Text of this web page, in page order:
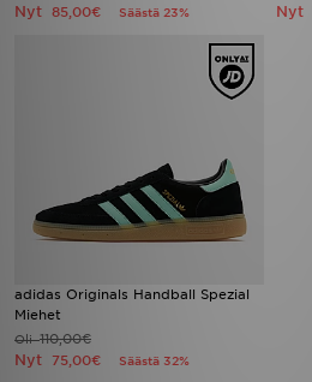
Nyt 85,00€ Säästä 23% Nyt
adidas Originals Handball Spezial
Miehet
Oli110,00€
Nyt 75,00€ Säästä 32%